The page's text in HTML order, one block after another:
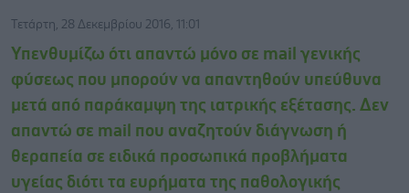
Τετάρτη, 28 Δεκεμβρίου 2016, 11:01
Υπενθυμίζω ότι απαντώ μόνο σε mail γενικής
φύσεως που μπορούν να απαντηθούν υπεύθυνα
μετά από παράκαμψη της ιατρικής εξέτασης. Δεν
απαντώ σε mail που αναζητούν διάγνωση ή
θεραπεία σε ειδικά προσωπικά προβλήματα
υγείας διότι τα ευρήματα της παθολογικής